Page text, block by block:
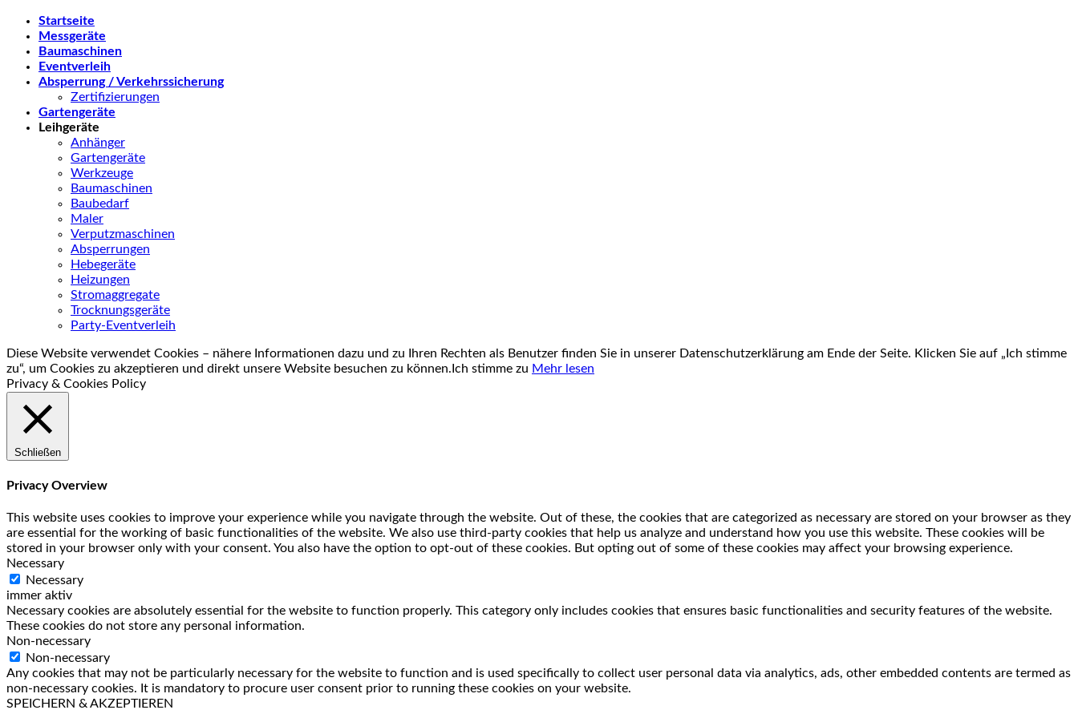
Startseite
Messgeräte
Baumaschinen
Eventverleih
Absperrung / Verkehrssicherung
Zertifizierungen
Gartengeräte
Leihgeräte
Anhänger
Gartengeräte
Werkzeuge
Baumaschinen
Baubedarf
Maler
Verputzmaschinen
Absperrungen
Hebegeräte
Heizungen
Stromaggregate
Trocknungsgeräte
Party-Eventverleih
Diese Website verwendet Cookies – nähere Informationen dazu und zu Ihren Rechten als Benutzer finden Sie in unserer Datenschutzerklärung am Ende der Seite. Klicken Sie auf „Ich stimme
zu“, um Cookies zu akzeptieren und direkt unsere Website besuchen zu können. Ich stimme zu Mehr lesen
Privacy & Cookies Policy
Schließen
Privacy Overview
This website uses cookies to improve your experience while you navigate through the website. Out of these, the cookies that are categorized as necessary are stored on your browser as they
are essential for the working of basic functionalities of the website. We also use third-party cookies that help us analyze and understand how you use this website. These cookies will be
stored in your browser only with your consent. You also have the option to opt-out of these cookies. But opting out of some of these cookies may affect your browsing experience.
Necessary
Necessary
immer aktiv
Necessary cookies are absolutely essential for the website to function properly. This category only includes cookies that ensures basic functionalities and security features of the website.
These cookies do not store any personal information.
Non-necessary
Non-necessary
Any cookies that may not be particularly necessary for the website to function and is used specifically to collect user personal data via analytics, ads, other embedded contents are termed as
non-necessary cookies. It is mandatory to procure user consent prior to running these cookies on your website.
SPEICHERN & AKZEPTIEREN